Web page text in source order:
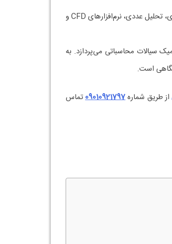
نگارش پایان نامه مکانیک سیالات یکی از تخصصی‌ترین مسیرهای پژوهشی در مهندسی مکانیک است. این حوزه به دلیل نیاز به مدل‌سازی، شبیه‌سازی، تحلیل عددی، نرم‌افزارهای CFD و
سیالات محاسباتی می‌پردازد. به
است.
از طریق شماره09010921797تماس